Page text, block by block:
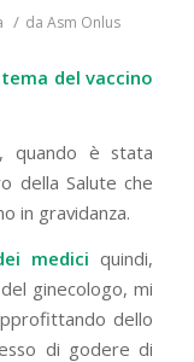
/ daAsm Onlus
del vaccino
quando è stata
della Salute che
in gravidanza.
medici quindi,
ginecologo, mi
dello
di godere di